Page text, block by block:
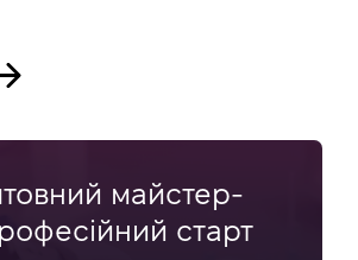
майстер-
старт